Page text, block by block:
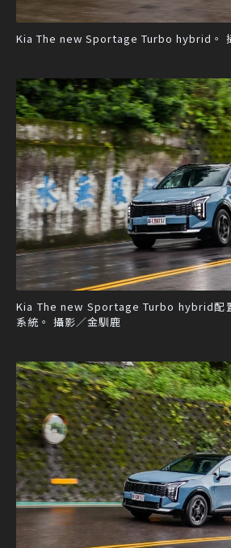
Kia The new Sportage Turbo hybrid。
Kia The new Sportage Turbo hybrid配
系統。 攝影／金馴鹿